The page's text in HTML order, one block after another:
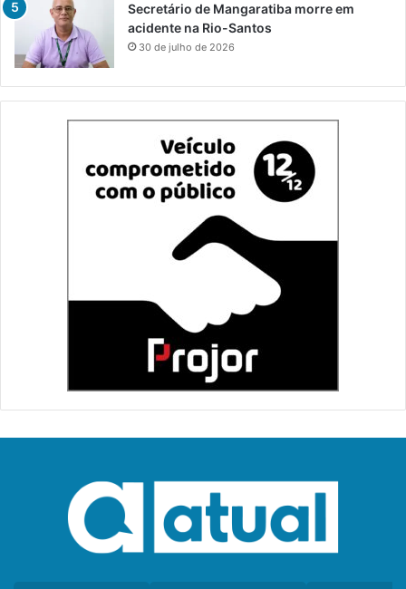
Secretário de Mangaratiba morre em
acidente na Rio-Santos
30 de julho de 2026